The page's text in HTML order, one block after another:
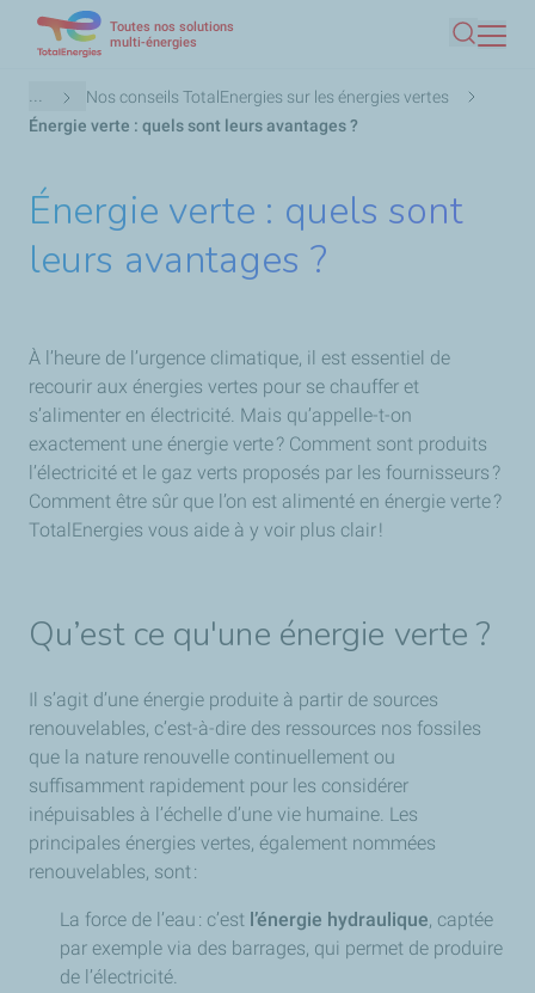
contenu
principal
Toutes nos solutions
multi-énergies
Fil
d'Ariane
...
Nos conseils TotalEnergies sur les énergies vertes
Énergie verte : quels sont leurs avantages ?
Énergie verte : quels sont
leurs avantages ?
À l’heure de l’urgence climatique, il est essentiel de
recourir aux énergies vertes pour se chauffer et
s’alimenter en électricité. Mais qu’appelle-t-on
exactement une énergie verte ? Comment sont produits
l’électricité et le gaz verts proposés par les fournisseurs ?
Comment être sûr que l’on est alimenté en énergie verte ?
TotalEnergies vous aide à y voir plus clair !
Qu’est ce qu'une énergie verte ?
Il s’agit d’une énergie produite à partir de sources
renouvelables, c’est-à-dire des ressources nos fossiles
que la nature renouvelle continuellement ou
suffisamment rapidement pour les considérer
inépuisables à l’échelle d’une vie humaine. Les
principales énergies vertes, également nommées
renouvelables, sont :
La force de l’eau : c’est l’énergie hydraulique, captée
par exemple via des barrages, qui permet de produire
de l’électricité.